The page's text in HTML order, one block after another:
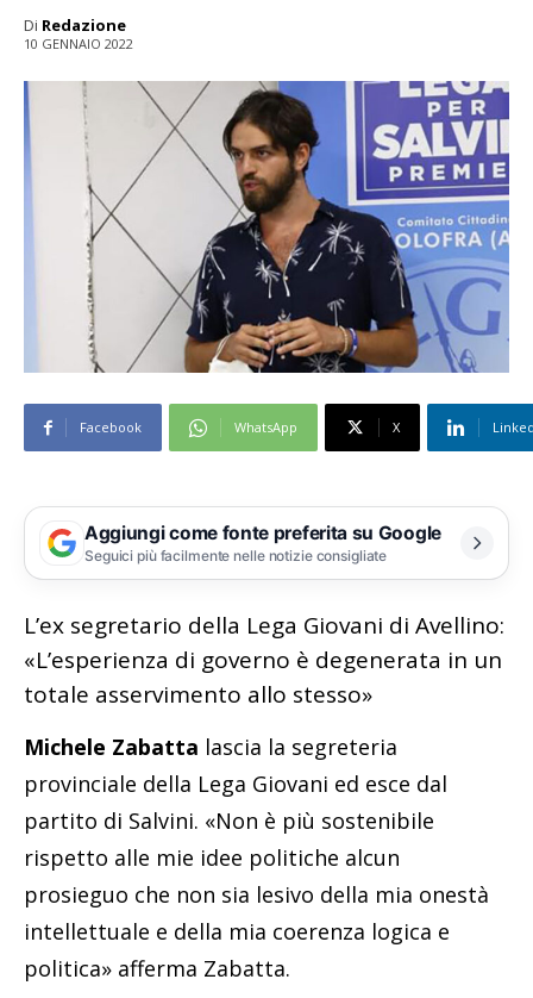
Di Redazione
10 GENNAIO 2022
Facebook WhatsApp X
Aggiungi come fonte preferita su Google
Seguici più facilmente nelle notizie consigliate
L’ex segretario della Lega Giovani di Avellino:
«L’esperienza di governo è degenerata in un
totale asservimento allo stesso»
Michele Zabatta lascia la segreteria
provinciale della Lega Giovani ed esce dal
partito di Salvini. «Non è più sostenibile
rispetto alle mie idee politiche alcun
prosieguo che non sia lesivo della mia onestà
intellettuale e della mia coerenza logica e
politica» afferma Zabatta.